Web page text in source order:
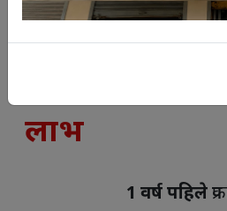
सरकारी
संस्थागत
लाभ
1 वर्ष पहिले